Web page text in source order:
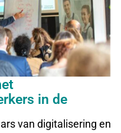
in de
van digitalisering en